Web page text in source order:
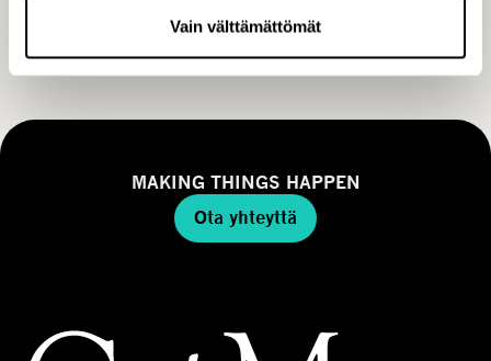
Vain välttämättömät
ajankohtaiset sisällöt
TILAA
MAKING THINGS HAPPEN
Ota yhteyttä